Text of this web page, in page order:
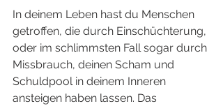
In deinem Leben hast du Menschen
getroffen, die durch Einschüchterung,
oder im schlimmsten Fall sogar durch
Missbrauch, deinen Scham und
Schuldpool in deinem Inneren
ansteigen haben lassen. Das